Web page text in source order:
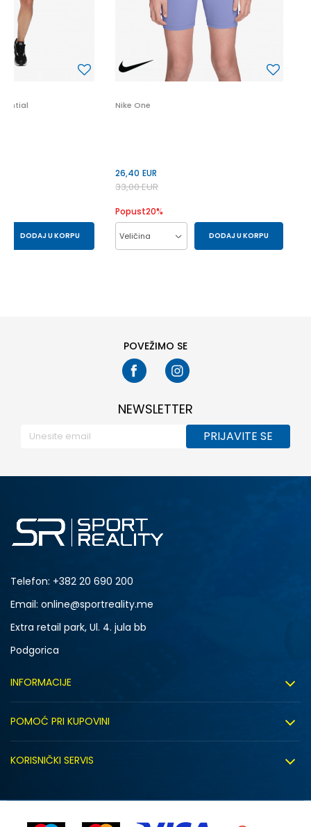
DODAJ U KORPU
Nike One
26,40 EUR
33,00EUR
Popust20%
Veličina DODAJ U KORPU
POVEŽIMO SE
NEWSLETTER
PRIJAVITE SE
Telefon: +382 20 690 200
Email: online@sportreality.me
Extra retail park, Ul. 4. jula bb
Podgorica
INFORMACIJE
Zapošljavanje
Sindikalna prodaja
POMOĆ PRI KUPOVINI
Kako kupiti
Uputstvo za registraciju
KORISNIČKI SERVIS